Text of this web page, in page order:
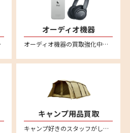
を宅配買取で売ることができます。
オーディオ機器
オーディオ機器の買取強化中。ヘッドセットやスピーカー・アンプ・プレーヤー・レコードプレーヤーなどあらゆるオーディオ機器の買取をおこなっております。音響関連の商品をリムーブへお売りください。全国対応の宅配買取サービスはこちら
キャンプ用品買取
キャンプ好きのスタッフがしっかり買取ります。スノーピークやコールマンなど幅広いアウトドアブランドに対応。テントやタープ、ランタンなどのキャンプ用品を売るならリムーブへ。全国対応・送料無料の宅配査定はこちら